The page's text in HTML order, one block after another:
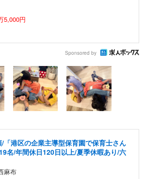
5,000円
Sponsored by
/「港区の企業主導型保育園で保育士さん
名/年間休日120日以上/夏季休暇あり/六
麻布